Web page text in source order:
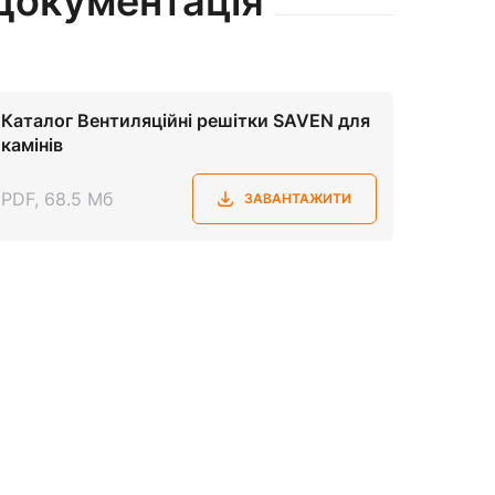
Каталог Вентиляційні решітки SAVEN для
камінів
PDF, 68.5 Мб ЗАВАНТАЖИТИ